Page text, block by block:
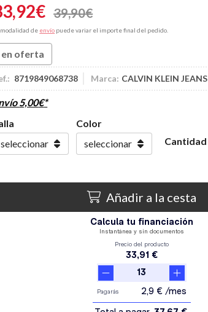
€ 39,90€
modalidad de envío puede variar el importe final del pedido.
en oferta
8719849068738 Marca: CALVIN KLEIN JEANS
5,00€*
Color
Cantidad
Añadir a la cesta